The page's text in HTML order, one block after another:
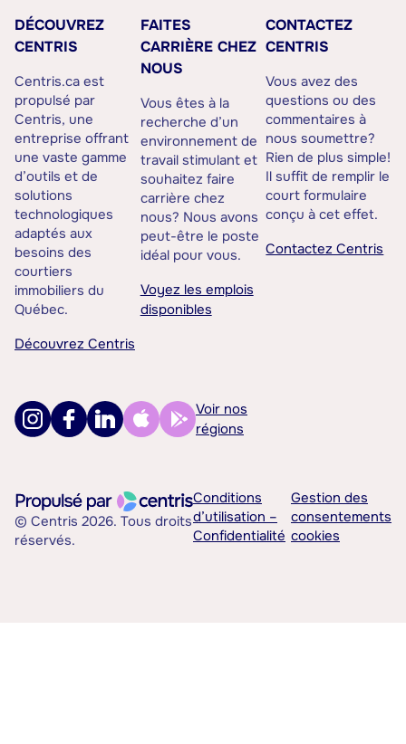
DÉCOUVREZ
CENTRIS
Centris.ca est
propulsé par
Centris, une
entreprise offrant
une vaste gamme
d’outils et de
solutions
technologiques
adaptés aux
besoins des
courtiers
immobiliers du
Québec.
Découvrez Centris
FAITES
CARRIÈRE CHEZ
NOUS
Vous êtes à la
recherche d’un
environnement de
travail stimulant et
souhaitez faire
carrière chez
nous? Nous avons
peut-être le poste
idéal pour vous.
Voyez les emplois
disponibles
CONTACTEZ
CENTRIS
Vous avez des
questions ou des
commentaires à
nous soumettre?
Rien de plus simple!
Il suffit de remplir le
court formulaire
conçu à cet effet.
Contactez Centris
Voir nos
régions
© Centris 2026. Tous droits
réservés.
Conditions
d’utilisation –
Confidentialité
Gestion des
consentements
cookies